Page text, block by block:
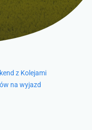
z Kolejami
na wyjazd